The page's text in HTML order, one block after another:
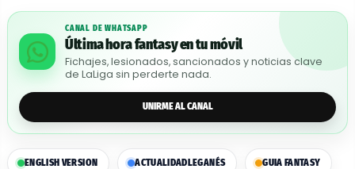
CANAL DE WHATSAPP
Última hora fantasy en tu móvil
Fichajes, lesionados, sancionados y noticias clave
de LaLiga sin perderte nada.
UNIRME AL CANAL
ENGLISH VERSION ACTUALIDADLEGANÉS GUIA FANTASY